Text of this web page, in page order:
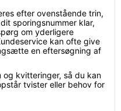
efter ovenstående trin,
sporingsnummer klar,
om yderligere
kan ofte give
en eftersøgning af
og kvitteringer, så du kan
tvister eller behov for